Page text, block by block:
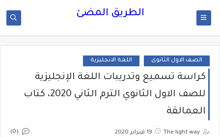
الطريق المضئ
الصف الاول الثانوى اللغة الانجليزية
كراسة تسميع وتدريبات اللغة الإنجليزية
للصف الاول الثانوي الترم الثاني 2020، كتاب
العمالقة
The light way 19 فبراير 2020 (0)